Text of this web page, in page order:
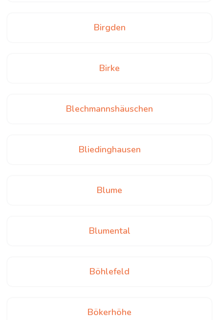
Birgden
Birke
Blechmannshäuschen
Bliedinghausen
Blume
Blumental
Böhlefeld
Bökerhöhe